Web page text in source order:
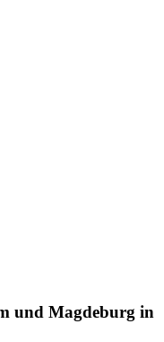
und Magdeburg in